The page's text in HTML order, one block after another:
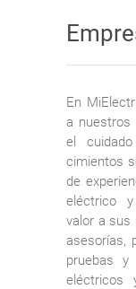
En
a nuestros
el
cimientos
de
eléctrico
valor a sus
asesorías,
pruebas
eléctricos